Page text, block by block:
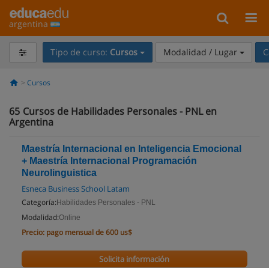
argentina
Tipo de curso: Cursos Modalidad / Lugar
Cursos
65 Cursos de Habilidades Personales - PNL en
Argentina
Maestría Internacional en Inteligencia Emocional
+ Maestría Internacional Programación
Neurolinguistica
Esneca Business School Latam
Categoría: Habilidades Personales - PNL
Modalidad:Online
Precio: pago mensual de 600 us$
Solicita información